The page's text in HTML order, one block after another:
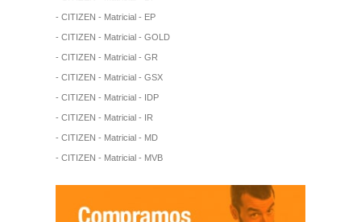
- CITIZEN - Matricial - EP
- CITIZEN - Matricial - GOLD
- CITIZEN - Matricial - GR
- CITIZEN - Matricial - GSX
- CITIZEN - Matricial - IDP
- CITIZEN - Matricial - IR
- CITIZEN - Matricial - MD
- CITIZEN - Matricial - MVB